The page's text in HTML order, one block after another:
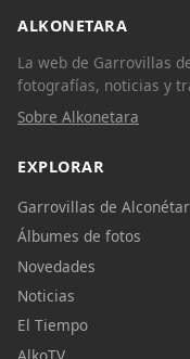
ALKONETARA
La web de Garrovillas
fotografías, noticias y
Sobre Alkonetara
EXPLORAR
Garrovillas de Alconétar
Álbumes de fotos
Novedades
Noticias
El Tiempo